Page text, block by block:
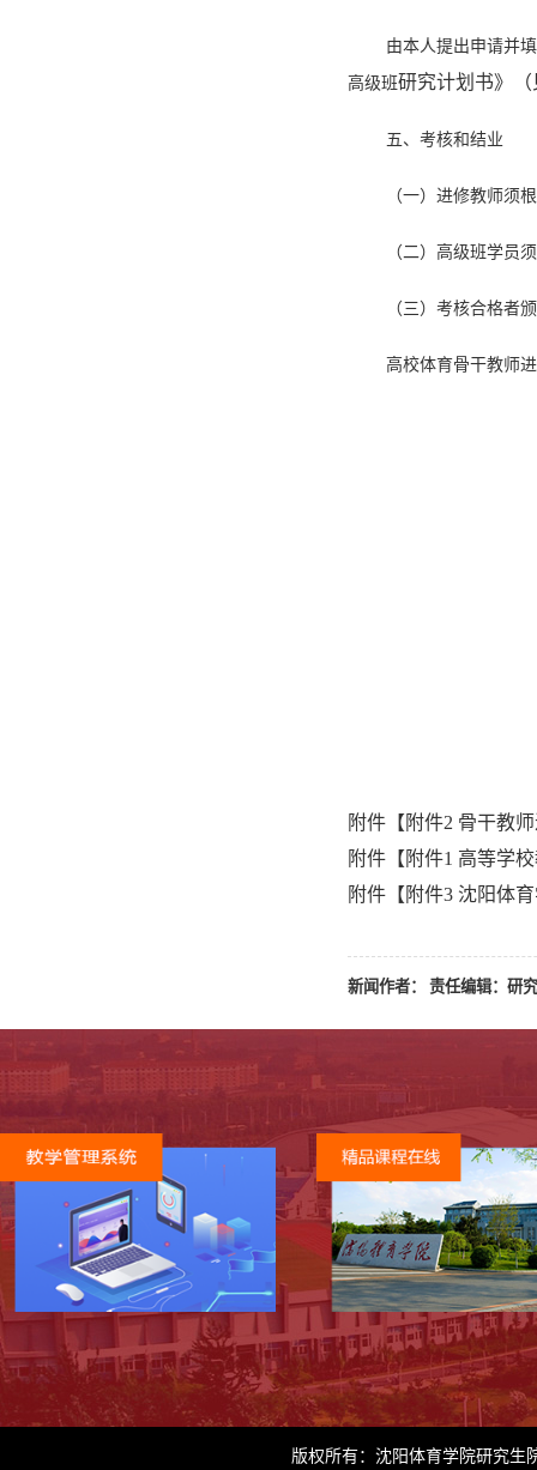
由本人提出申请并
高级班研究计划书》
五、考核和结业
（一）进修教师须
（二）高级班学员
（三）考核合格者
高校体育骨干教师
附件【 附件2 骨干教
附件【 附件1 高等学
附件【 附件3 沈阳体
新闻作者： 责任编辑：研
版权所有：沈阳体育学院研究生